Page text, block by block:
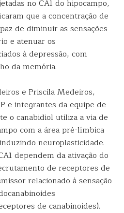
no CA1 do hipocampo,
que a concentração de
de diminuir as sensações
e atenuar os
à depressão, com
da memória.
e Priscila Medeiros,
e integrantes da equipe de
o canabidiol utiliza a via de
com a área pré-límbica
neuroplasticidade.
dependem da ativação do
de receptores de
relacionado à sensação
de canabinoides).